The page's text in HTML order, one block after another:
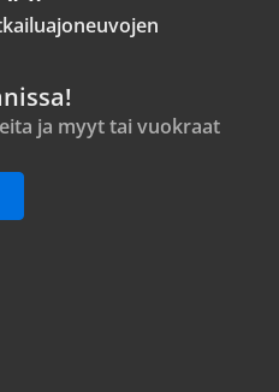
ja myyt tai vuokraat